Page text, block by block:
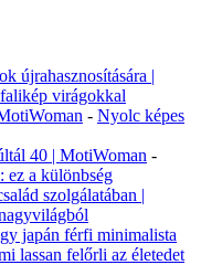
újrahasznosítására |
virágokkal
- Nyolc képes
40 | MotiWoman -
ez a különbség
szolgálatában |
japán férfi minimalista
lassan felőrli az életedet